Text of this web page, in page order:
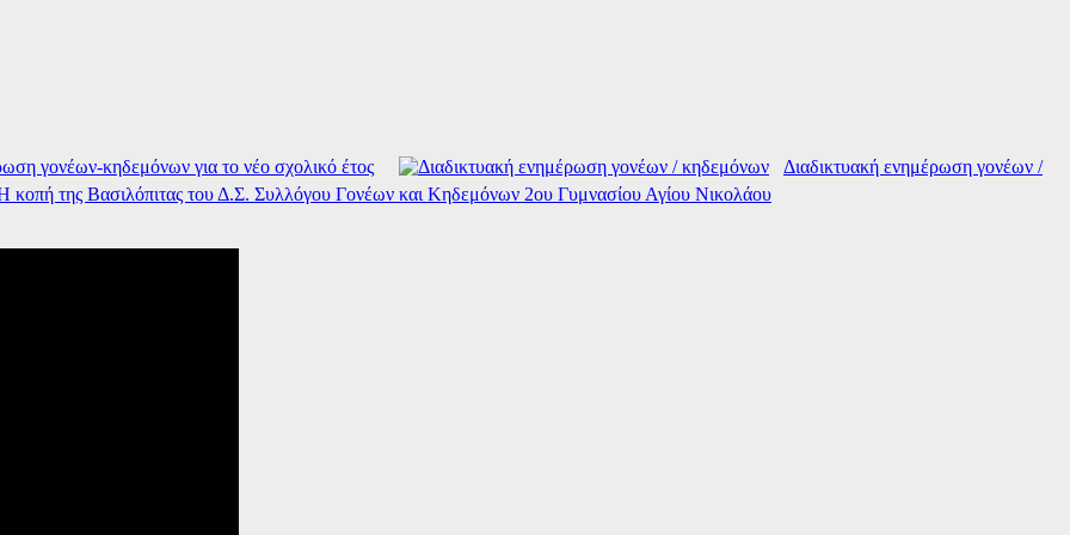
γονέων-κηδεμόνων για το νέο σχολικό έτος
Διαδικτυακή ενημέρωση γονέων /
κοπή της Βασιλόπιτας του Δ.Σ. Συλλόγου Γονέων και Κηδεμόνων 2ου Γυμνασίου Αγίου Νικολάου